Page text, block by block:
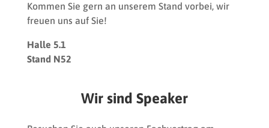
Kommen Sie gern an unserem Stand vorbei, wir
freuen uns auf Sie!
Halle 5.1
Stand N52
Wir sind Speaker